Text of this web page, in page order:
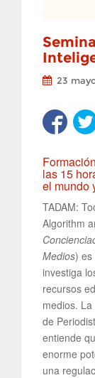
23
las 15
el mundo
TADAM:
Algorithm
Medios) es
investiga
recursos
medios.
de
entiende
enorme
una